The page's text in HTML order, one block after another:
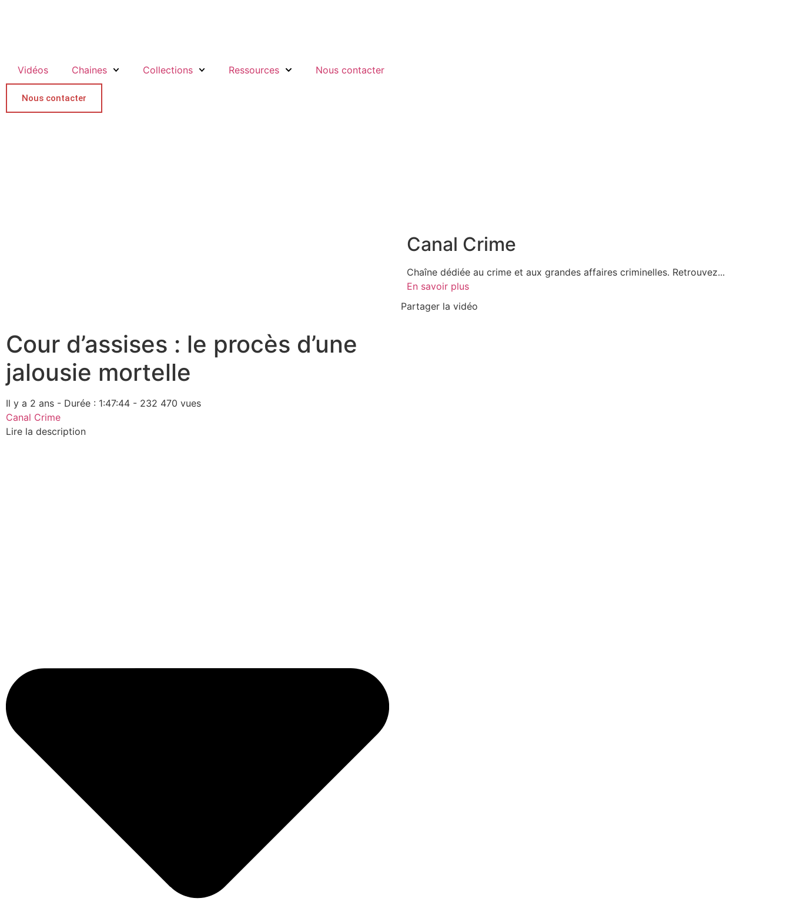
Vidéos Chaines Collections Ressources Nous contacter
Nous contacter
Cour d’assises : le procès d’une
jalousie mortelle
Il y a 2 ans - Durée : 1:47:44 - 232 470 vues
Canal Crime
Lire la description
Canal Crime
Chaîne dédiée au crime et aux grandes affaires criminelles. Retrouvez...
En savoir plus
Partager la vidéo